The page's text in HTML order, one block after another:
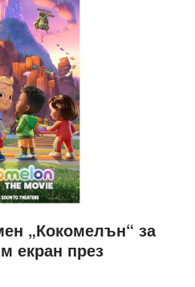
„Кокомелън“ за
екран през